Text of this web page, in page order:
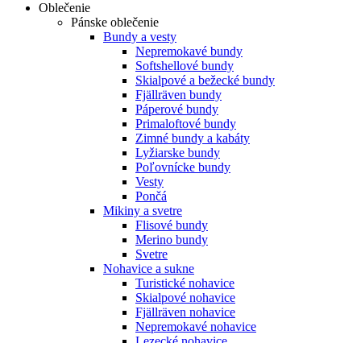
Oblečenie
Pánske oblečenie
Bundy a vesty
Nepremokavé bundy
Softshellové bundy
Skialpové a bežecké bundy
Fjällräven bundy
Páperové bundy
Primaloftové bundy
Zimné bundy a kabáty
Lyžiarske bundy
Poľovnícke bundy
Vesty
Pončá
Mikiny a svetre
Flisové bundy
Merino bundy
Svetre
Nohavice a sukne
Turistické nohavice
Skialpové nohavice
Fjällräven nohavice
Nepremokavé nohavice